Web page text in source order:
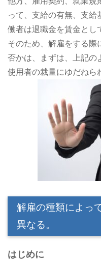
って、支給の有無、支給
働者は退職金を賃金とし
そのため、解雇をする際
否かは、まずは、上記の
使用者の裁量にゆだねら
解雇の種類によっ
異なる。
はじめに